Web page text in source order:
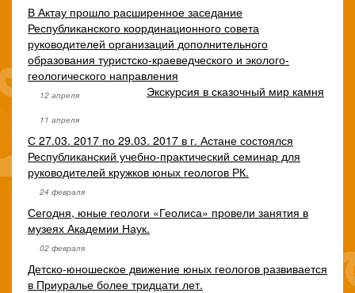
В Актау прошло расширенное заседание
Республиканского координационного совета
руководителей организаций дополнительного
образования туристско-краеведческого и эколого-
геологического направления
12 апреля Экскурсия в сказочный мир камня
11 апреля
С 27.03. 2017 по 29.03. 2017 в г. Астане состоялся
Республиканский учебно-практический семинар для
руководителей кружков юных геологов РК.
24 февраля
Сегодня, юные геологи «Геолиса» провели занятия в
музеях Академии Наук.
02 февраля
Детско-юношеское движение юных геологов развивается
в Приуралье более тридцати лет.